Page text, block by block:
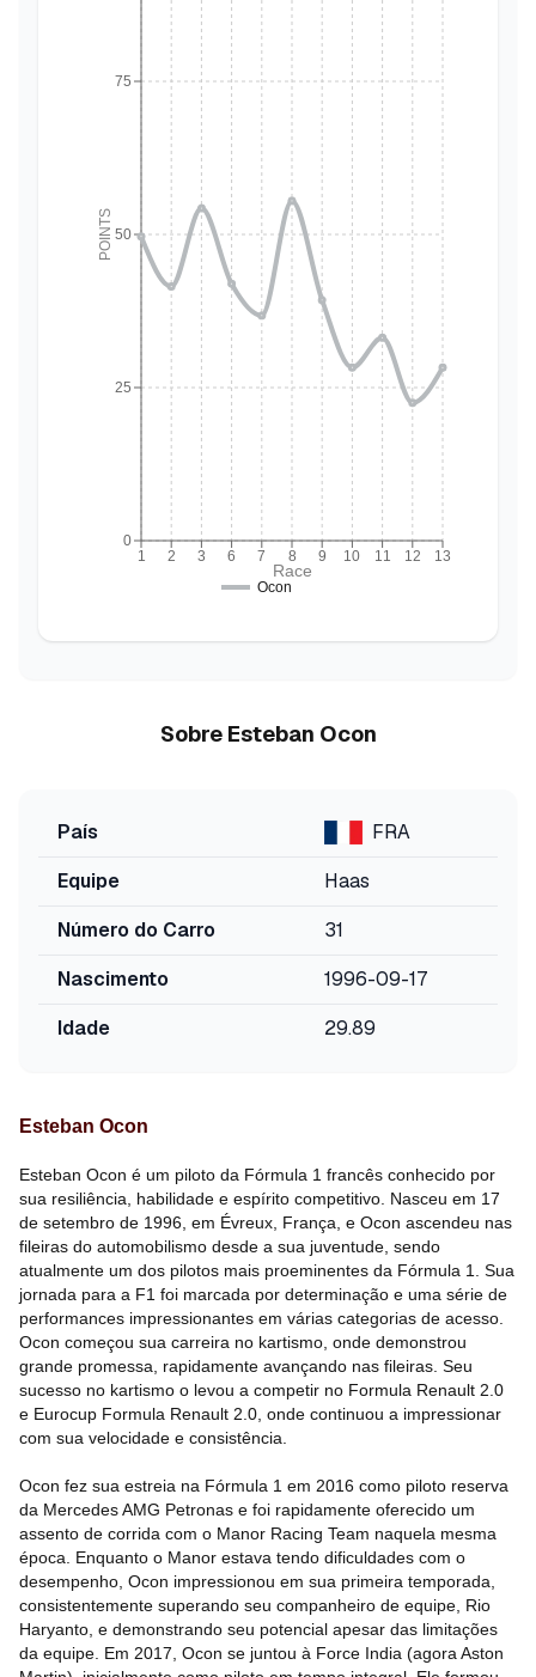
1 2 3 6 7 8 9 10 11 12 13
Race
0
25
50
75
POINTS
Ocon
Sobre Esteban Ocon
País
FRA
Equipe
Haas
Número do Carro
31
Nascimento
1996-09-17
Idade
29.89
Esteban Ocon
Esteban Ocon é um piloto da Fórmula 1 francês conhecido por
sua resiliência, habilidade e espírito competitivo. Nasceu em 17
de setembro de 1996, em Évreux, França, e Ocon ascendeu nas
fileiras do automobilismo desde a sua juventude, sendo
atualmente um dos pilotos mais proeminentes da Fórmula 1. Sua
jornada para a F1 foi marcada por determinação e uma série de
performances impressionantes em várias categorias de acesso.
Ocon começou sua carreira no kartismo, onde demonstrou
grande promessa, rapidamente avançando nas fileiras. Seu
sucesso no kartismo o levou a competir no Formula Renault 2.0
e Eurocup Formula Renault 2.0, onde continuou a impressionar
com sua velocidade e consistência.
Ocon fez sua estreia na Fórmula 1 em 2016 como piloto reserva
da Mercedes AMG Petronas e foi rapidamente oferecido um
assento de corrida com o Manor Racing Team naquela mesma
época. Enquanto o Manor estava tendo dificuldades com o
desempenho, Ocon impressionou em sua primeira temporada,
consistentemente superando seu companheiro de equipe, Rio
Haryanto, e demonstrando seu potencial apesar das limitações
da equipe. Em 2017, Ocon se juntou à Force India (agora Aston